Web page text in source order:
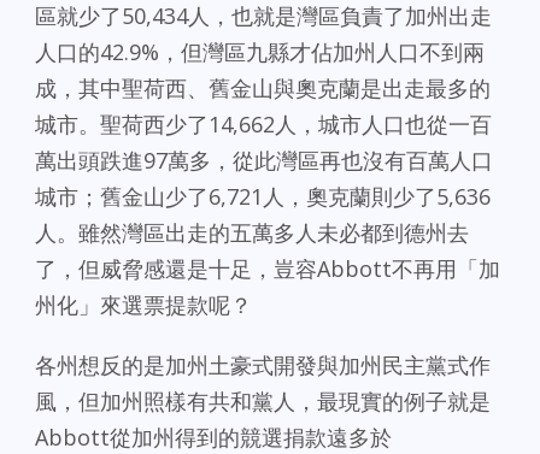
區就少了50,434人，也就是灣區負責了加州出走
人口的42.9%，但灣區九縣才佔加州人口不到兩
成，其中聖荷西、舊金山與奧克蘭是出走最多的
城市。聖荷西少了14,662人，城市人口也從一百
萬出頭跌進97萬多，從此灣區再也沒有百萬人口
城市；舊金山少了6,721人，奧克蘭則少了5,636
人。雖然灣區出走的五萬多人未必都到德州去
了，但威脅感還是十足，豈容Abbott不再用「加
州化」來選票提款呢？
各州想反的是加州土豪式開發與加州民主黨式作
風，但加州照樣有共和黨人，最現實的例子就是
Abbott從加州得到的競選捐款遠多於